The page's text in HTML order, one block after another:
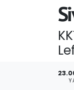
Foto
Haber